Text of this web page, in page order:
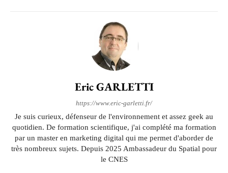
Eric GARLETTI
https://www.eric-garletti.fr/
Je suis curieux, défenseur de l'environnement et assez geek au
quotidien. De formation scientifique, j'ai complété ma formation
par un master en marketing digital qui me permet d'aborder de
très nombreux sujets. Depuis 2025 Ambassadeur du Spatial pour
le CNES